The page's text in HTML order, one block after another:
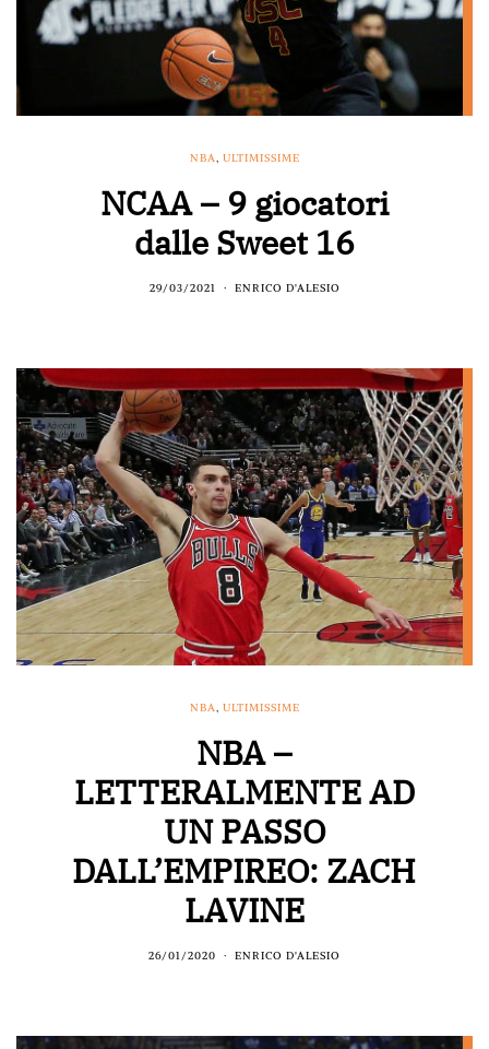
NBA, ULTIMISSIME
NCAA – 9 giocatori
dalle Sweet 16
29/03/2021 ENRICO D'ALESIO
NBA, ULTIMISSIME
NBA –
LETTERALMENTE AD
UN PASSO
DALL’EMPIREO: ZACH
LAVINE
26/01/2020 ENRICO D'ALESIO